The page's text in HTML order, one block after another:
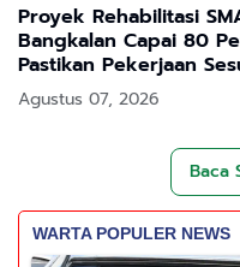
Proyek Rehabilitasi
Bangkalan Capai 80
Pastikan Pekerjaan
Transparan
Agustus 07, 2026
Baca